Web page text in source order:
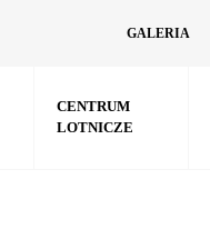
GALERIA
CENTRUM
LOTNICZE